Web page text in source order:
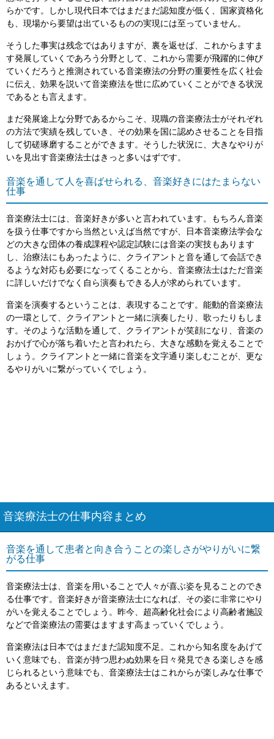
らかです。しかし現代日本ではまだまだ認知度が低く、国家資格化
も、現場から要望は出ているものの実現には至っていません。
そうした事実は残念ではありますが、裏を返せば、これからますま
す発展していくであろう分野として、これから需要が飛躍的に伸び
ていくだろうと推測されている音楽療法の分野の重要性を広く社会
に伝え、効果を説いて音楽療法を世に広めていくことができる状況
であるとも言えます。
まだ発展途上な分野であるからこそ、現職の音楽療法士がそれぞれ
の方法で実績を残していき、その効果を国に認めさせることを目指
して切磋琢磨することができます。そうした状況に、大きなやりが
いを見出す音楽療法士はきっと多いはずです。
音楽を通して人を喜ばせられる、音楽好きにはたまらない
仕事
音楽療法士には、音楽好きが多いと言われています。もちろん音楽
を扱う仕事ですから当然といえば当然ですが、日本音楽療法学会な
どの大きな団体の養成課程や認定試験には音楽の実技もあります
し、治療法にもあったように、クライアントと音を通して会話でき
るような対応も必要になってくることから、音楽療法士はただ音楽
に詳しいだけでなく自ら演奏もできる人が求められています。
音楽を演奏するということは、表現することです。能動的音楽療法
の一環として、クライアントと一緒に演奏したり、歌ったりもしま
す。そのような活動を通して、クライアントが笑顔になり、音楽の
おかげで心が落ち着いたと言われたら、大きな感動を覚えることで
しょう。クライアントと一緒に音楽を文字通り楽しむことが、更な
るやりがいに繋がっていくでしょう。
音楽療法士の仕事内容まとめ
音楽を通して患者と向き合うことの楽しさがやりがいに繋
がる仕事
音楽療法士は、音楽を用いることで人々が喜ぶ姿を見ることのでき
る仕事です。音楽好きが音楽療法士になれば、その姿に非常にやり
がいを覚えることでしょう。昨今、超高齢化社会により高齢者施設
などで音楽療法の需要はますます高まっていくでしょう。
音楽療法は日本ではまだまだ認知度不足。これから知名度をあげて
いく意味でも、音楽が持つ思わぬ効果を日々発見できる楽しさを感
じられるという意味でも、音楽療法士はこれからが楽しみな仕事で
あるといえます。